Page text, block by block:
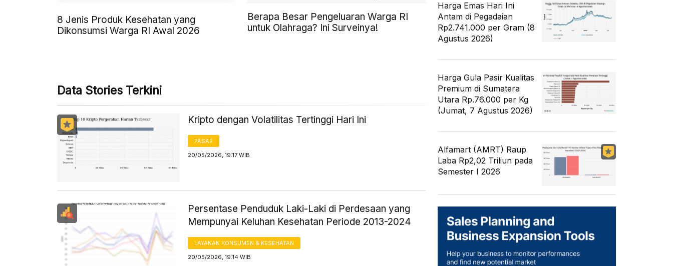
8 Jenis Produk Kesehatan yang
Dikonsumsi Warga RI Awal 2026
Berapa Besar Pengeluaran Warga RI
untuk Olahraga? Ini Surveinya!
Data Stories Terkini
Kripto dengan Volatilitas Tertinggi Hari Ini
PASAR
20/05/2026, 19:17 WIB
Persentase Penduduk Laki-Laki di Perdesaan yang
Mempunyai Keluhan Kesehatan Periode 2013-2024
LAYANAN KONSUMEN & KESEHATAN
20/05/2026, 19:14 WIB
Harga Emas Hari Ini
Antam di Pegadaian
Rp2.741.000 per Gram (8
Agustus 2026)
Harga Gula Pasir Kualitas
Premium di Sumatera
Utara Rp.76.000 per Kg
(Jumat, 7 Agustus 2026)
Alfamart (AMRT) Raup
Laba Rp2,02 Triliun pada
Semester I 2026